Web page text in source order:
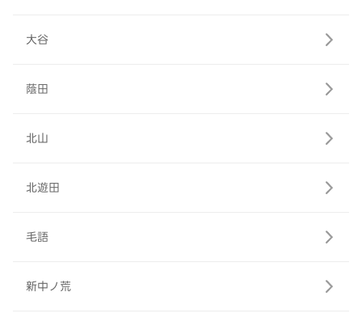
大谷
蔭田
北山
北遊田
毛語
新中ノ荒